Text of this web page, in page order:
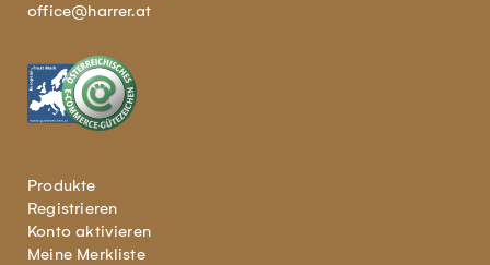
office@harrer.at
Produkte
Registrieren
Konto aktivieren
Meine Merkliste